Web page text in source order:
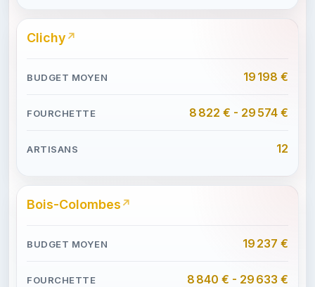
Clichy
19 198 €
8 822 € - 29 574 €
12
Bois-Colombes
19 237 €
8 840 € - 29 633 €